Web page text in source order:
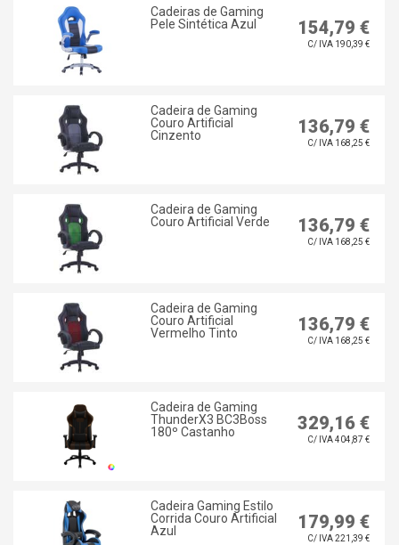
Cadeiras de Gaming
Pele Sintética Azul
154,79 €
C/ IVA 190,39 €
Cadeira de Gaming
Couro Artificial
Cinzento
136,79 €
C/ IVA 168,25 €
Cadeira de Gaming
Couro Artificial Verde
136,79 €
C/ IVA 168,25 €
Cadeira de Gaming
Couro Artificial
Vermelho Tinto
136,79 €
C/ IVA 168,25 €
Cadeira de Gaming
ThunderX3 BC3Boss
180º Castanho
329,16 €
C/ IVA 404,87 €
Cadeira Gaming Estilo
Corrida Couro Artificial
Azul
179,99 €
C/ IVA 221,39 €